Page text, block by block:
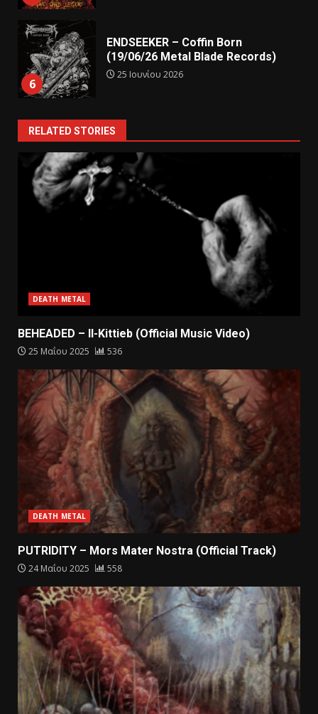
6
ENDSEEKER – Coffin Born
(19/06/26 Metal Blade Records)
25 Ιουνίου 2026
RELATED STORIES
DEATH METAL
BEHEADED – Il-Kittieb (Official Music Video)
25 Μαΐου 2025 536
DEATH METAL
PUTRIDITY – Mors Mater Nostra (Official Track)
24 Μαΐου 2025 558